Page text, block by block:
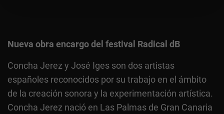
Nueva obra encargo del festival Radical dB
Concha Jerez y José Iges son dos artistas
españoles reconocidos por su trabajo en el ámbito
de la creación sonora y la experimentación artística.
Concha Jerez nació en Las Palmas de Gran Canaria